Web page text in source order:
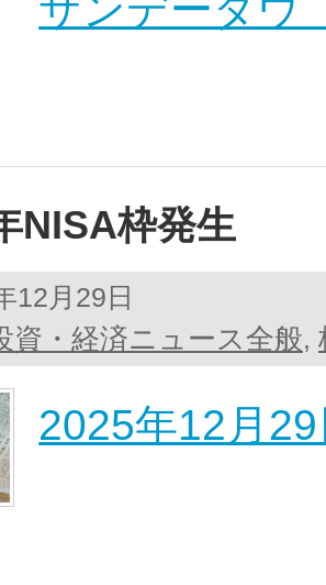
NISA枠発生
12月29日
資・経済ニュース全般,
2025年12月